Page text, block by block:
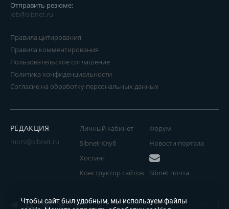
Отправить резюме:
job@sibnet.ru
Правила цитирования
Правила комментирования
Пользовательское соглашение
Политика конфиденциальности
Согласие на обработку персональных данных
РЕДАКЦИЯ
mors@sibnet.ru
Личный кабинет
Sibnet-Клуб
Форум
Новости портала
Хостинг
Конструктор сайтов
Sibnet почта
Чтобы сайт был удобным, мы используем файлы